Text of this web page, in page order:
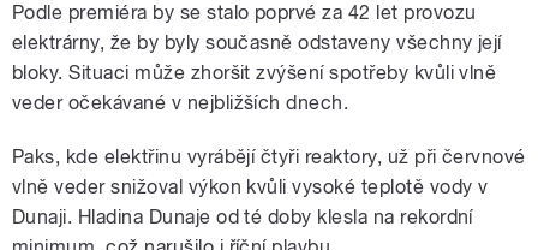
Podle premiéra by se stalo poprvé za 42 let provozu
elektrárny, že by byly současně odstaveny všechny její
bloky. Situaci může zhoršit zvýšení spotřeby kvůli vlně
veder očekávané v nejbližších dnech.
Paks, kde elektřinu vyrábějí čtyři reaktory, už při červnové
vlně veder snižoval výkon kvůli vysoké teplotě vody v
Dunaji. Hladina Dunaje od té doby klesla na rekordní